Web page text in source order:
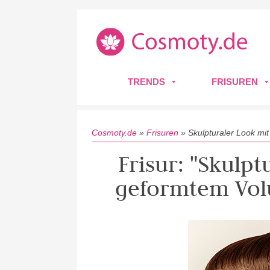
TRENDS FRISUREN
Cosmoty.de » Frisuren » Skulpturaler Look
Frisur:
geformtem